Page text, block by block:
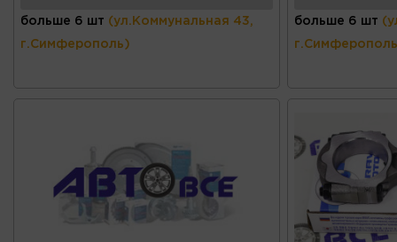
больше 6 шт (ул.Коммунальная 43,
г.Симферополь)
больше 6 шт